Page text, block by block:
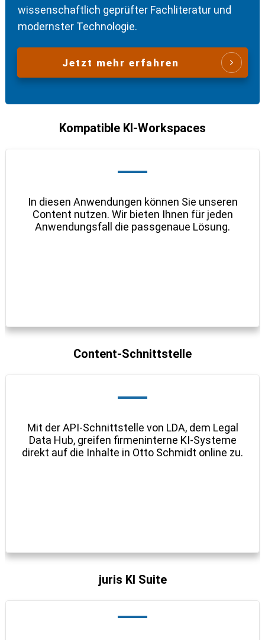
wissenschaftlich geprüfter Fachliteratur und
modernster Technologie.
Jetzt mehr erfahren
Kompatible KI-Workspaces
In diesen Anwendungen können Sie unseren
Content nutzen. Wir bieten Ihnen für jeden
Anwendungsfall die passgenaue Lösung.
Content-Schnittstelle
Mit der API-Schnittstelle von LDA, dem Legal
Data Hub, greifen firmeninterne KI-Systeme
direkt auf die Inhalte in Otto Schmidt online zu.
juris KI Suite